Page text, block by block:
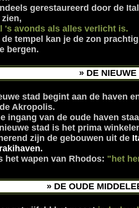
gerestaureerd door de
's avonds als alles verlicht is.
de tempel kan je de zon
bergen.
» DE NIEUWE
stad begint aan de haven
Akropolis.
ingang van de oude haven
stad is het prima
zijn de gebouwen uit de
het wapen van Rhodos: "het
» DE OUDE